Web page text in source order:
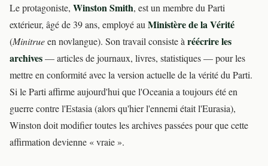
Le protagoniste, Winston Smith, est un membre du Parti
extérieur, âgé de 39 ans, employé auMinistère de la Vérité
(Minitrueen novlangue). Son travail consiste àréécrire les
archives— articles de journaux, livres, statistiques — pour les
mettre en conformité avec la version actuelle de la vérité du Parti.
Si le Parti affirme aujourd'hui que l'Oceania a toujours été en
guerre contre l'Estasia (alors qu'hier l'ennemi était l'Eurasia),
Winston doit modifier toutes les archives passées pour que cette
affirmation devienne « vraie ».